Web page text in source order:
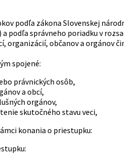
podľa zákona Slovenskej
a podľa správneho poriadku v
organizácií, občanov a orgánov
spojené:
právnických osôb,
a obcí,
orgánov,
skutočného stavu veci,
konania o priestupku: